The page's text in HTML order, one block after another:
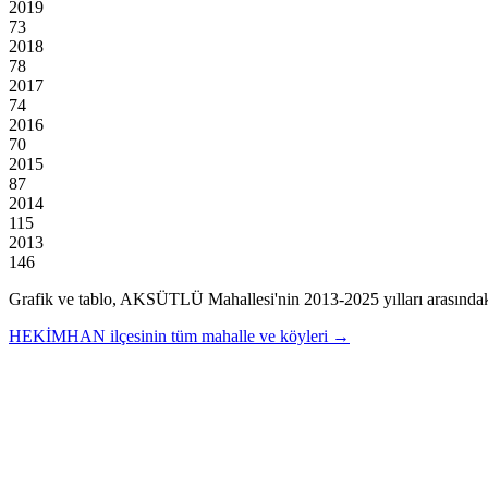
2019
73
2018
78
2017
74
2016
70
2015
87
2014
115
2013
146
Grafik ve tablo, AKSÜTLÜ Mahallesi'nin 2013-2025 yılları
HEKİMHAN ilçesinin tüm mahalle ve köyleri →